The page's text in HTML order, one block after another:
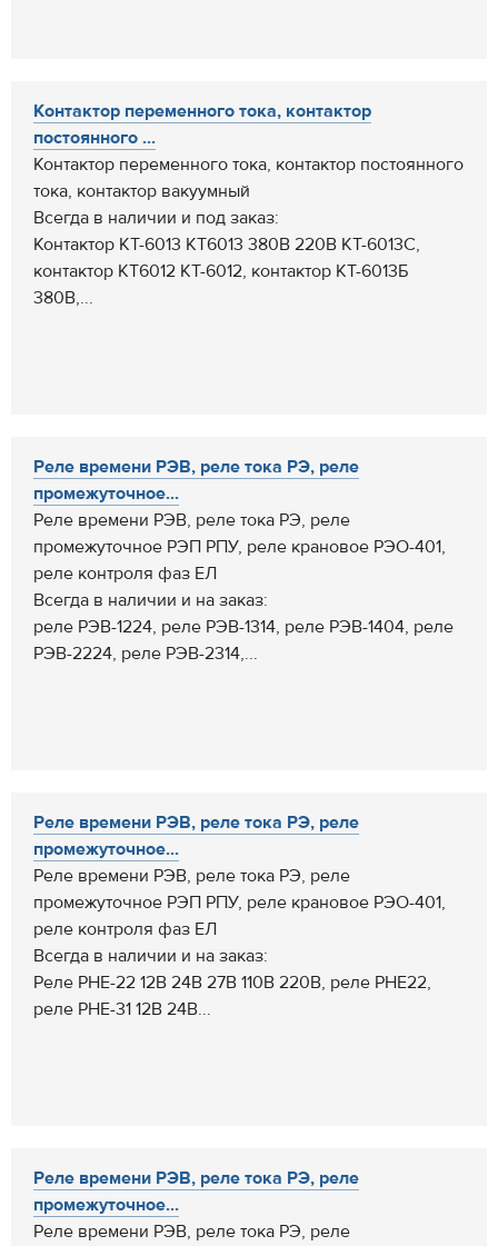
Контактор переменного тока, контактор
постоянного ...
Контактор переменного тока, контактор постоянного
тока, контактор вакуумный
Всегда в наличии и под заказ:
Контактор КТ-6013 КТ6013 380В 220В КТ-6013С,
контактор КТ6012 КТ-6012, контактор КТ-6013Б
380В,...
Реле времени РЭВ, реле тока РЭ, реле
промежуточное...
Реле времени РЭВ, реле тока РЭ, реле
промежуточное РЭП РПУ, реле крановое РЭО-401,
реле контроля фаз ЕЛ
Всегда в наличии и на заказ:
реле РЭВ-1224, реле РЭВ-1314, реле РЭВ-1404, реле
РЭВ-2224, реле РЭВ-2314,...
Реле времени РЭВ, реле тока РЭ, реле
промежуточное...
Реле времени РЭВ, реле тока РЭ, реле
промежуточное РЭП РПУ, реле крановое РЭО-401,
реле контроля фаз ЕЛ
Всегда в наличии и на заказ:
Реле РНЕ-22 12В 24В 27В 110В 220В, реле РНЕ22,
реле РНЕ-31 12В 24В...
Реле времени РЭВ, реле тока РЭ, реле
промежуточное...
Реле времени РЭВ, реле тока РЭ, реле